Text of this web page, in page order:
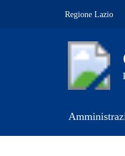
Regione Lazio